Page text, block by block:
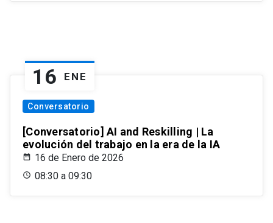
16 ENE
Conversatorio
[Conversatorio] AI and Reskilling | La
evolución del trabajo en la era de la IA
16 de Enero de 2026
08:30 a 09:30